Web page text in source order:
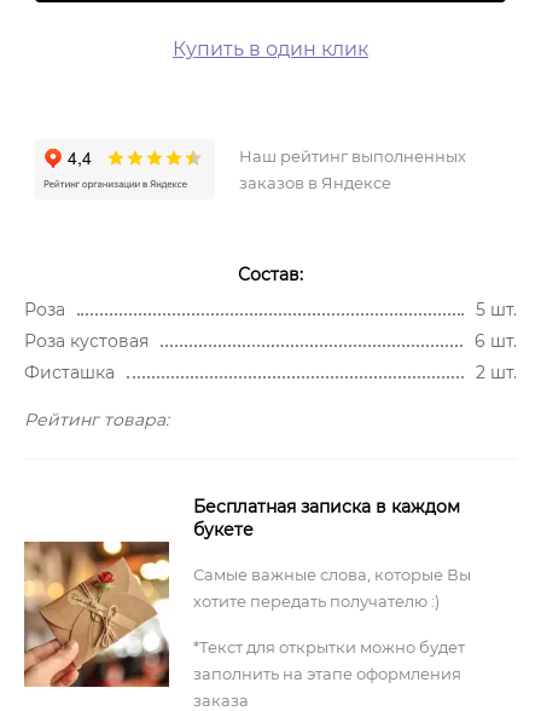
Купить в один клик
Наш рейтинг выполненных
заказов в Яндексе
Состав:
Роза
5 шт.
Роза кустовая
6 шт.
Фисташка
2 шт.
Рейтинг товара:
Бесплатная записка в каждом
букете
Самые важные слова, которые Вы
хотите передать получателю :)
*Текст для открытки можно будет
заполнить на этапе оформления
заказа